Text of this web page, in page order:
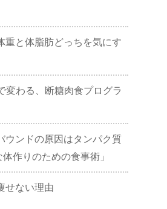
重と体脂肪どっちを気にす
変わる、断糖肉食プログラ
ウンドの原因はタンパク質
作りのための食事術」
せない理由